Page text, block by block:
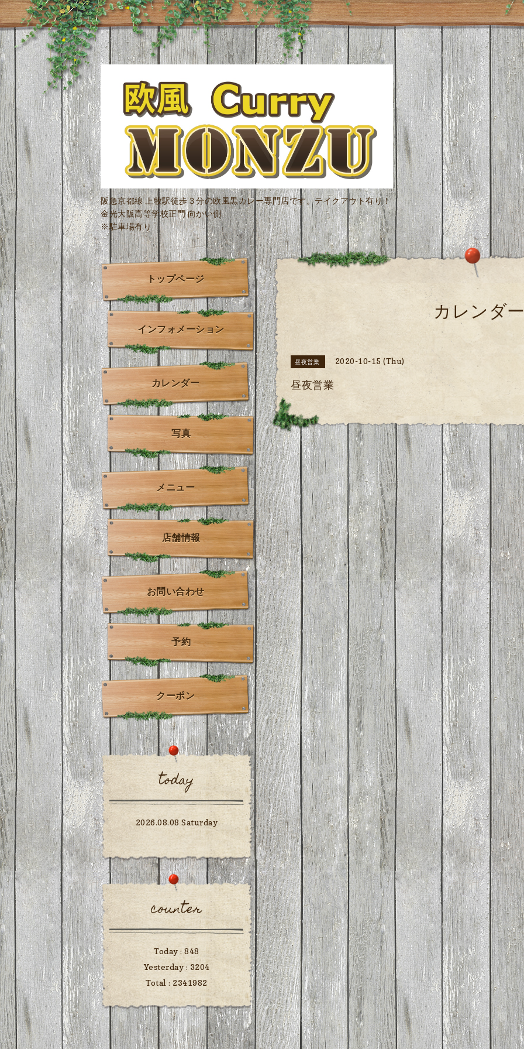
阪急京都線 上牧駅徒歩３分の欧風黒カレー専門店です。テイクアウト有り！
金光大阪高等学校正門 向かい側
※駐車場有り
カレンダ
昼夜営業 2020-10-15 (Thu)
昼夜営業
トップページ
インフォメーション
カレンダー
写真
メニュー
店舗情報
お問い合わせ
予約
クーポン
today
2026.08.08 Saturday
counter
Today :848
Yesterday : 3204
Total : 2341982